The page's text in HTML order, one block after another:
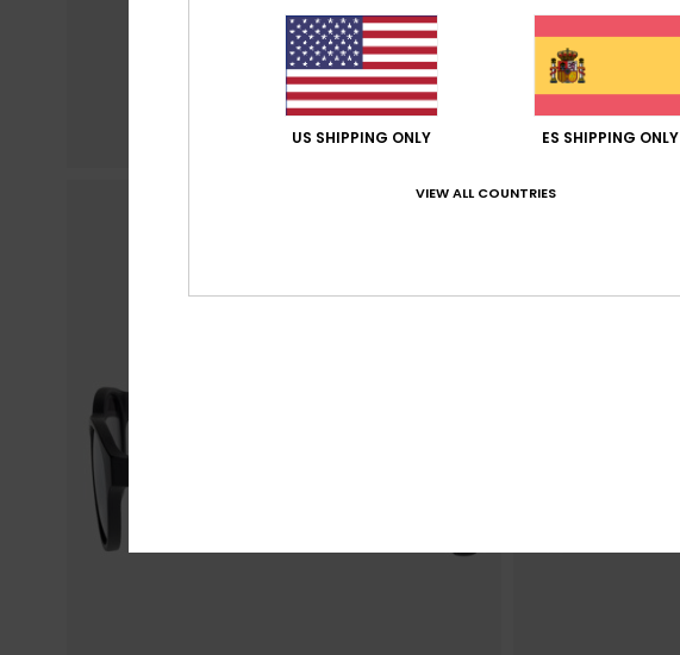
US SHIPPING ONLY ES SHIPPING ONLY
VIEW ALL COUNTRIES